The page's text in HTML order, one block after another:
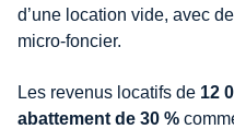
d’une location vide, avec
micro-foncier.
Les revenus locatifs de 12
abattement de 30 %